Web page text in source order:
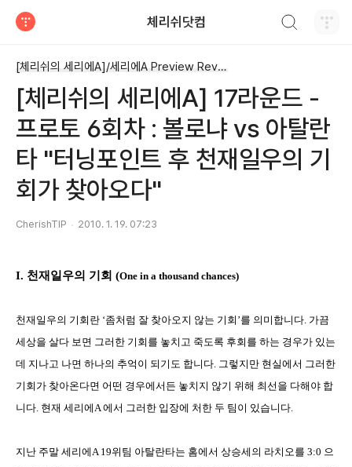
체리쉬닷컴
[체리쉬의 세리에A]/세리에A Preview Review
[체리쉬의 세리에A] 17라운드 -
프로토 6회차 : 볼로냐 vs 아탈란
타 "터닝포인트 후 천재일우의 기
회가 찾아오다"
CherishTIP 2010. 1. 19. 07:23
I. 천재일우의 기회 (One in a thousand chances)
천재일우의 기회란 ‘좀처럼 잘 찾아오지 않는 기회 ’를 의미합니다. 가끔
세상을 살다 보면 그러한 기회를 놓치고 죽도록 후회를 하는 경우가 있는
데 지나고 나면 하나의 추억이 되기도 합니다. 그렇지만 현실에서 그러한
기회가 찾아온다면 어떤 경우에서든 놓치지 않기 위해 최선을 다해야 합
니다. 현재 세리에A에서 그러한 입장에 처한 두 팀이 있습니다.
지난 주말 세리에A 19위팀 아탈란타는 홈에서 상승세의 라치오를 3:0 으